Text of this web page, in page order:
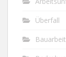
Überfall